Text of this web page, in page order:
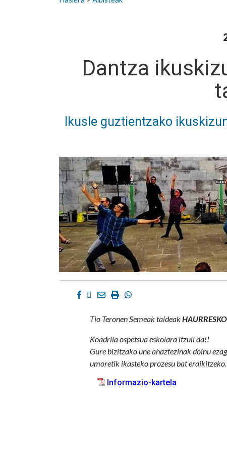
Dantza
Ikusle guztientzako
Facebook
Twitter
EmailImprimirWhatsapp
Tio Teronen Semeak taldeak
Koadrila ospetsua eskolara itzuli da!!
Gure bizitzako une ahaztezinak doinu
umoretik ikasteko prozesu bat
Informazio-kartela